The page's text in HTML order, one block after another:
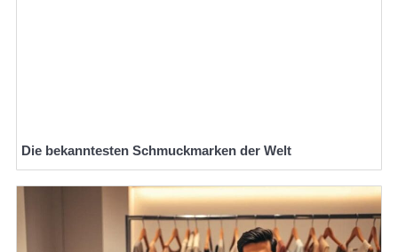
Die bekanntesten Schmuckmarken der Welt